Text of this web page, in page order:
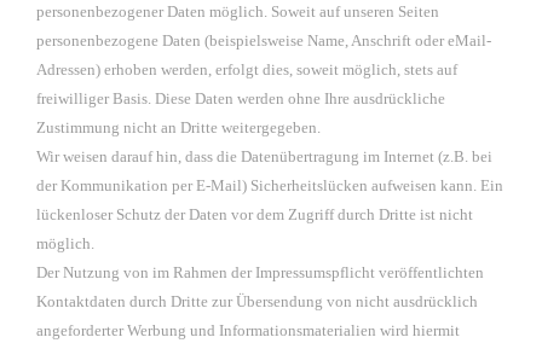
personenbezogener Daten möglich. Soweit auf unseren Seiten
personenbezogene Daten (beispielsweise Name, Anschrift oder eMail-
Adressen) erhoben werden, erfolgt dies, soweit möglich, stets auf
freiwilliger Basis. Diese Daten werden ohne Ihre ausdrückliche
Zustimmung nicht an Dritte weitergegeben.
Wir weisen darauf hin, dass die Datenübertragung im Internet (z.B. bei
der Kommunikation per E-Mail) Sicherheitslücken aufweisen kann. Ein
lückenloser Schutz der Daten vor dem Zugriff durch Dritte ist nicht
möglich.
Der Nutzung von im Rahmen der Impressumspflicht veröffentlichten
Kontaktdaten durch Dritte zur Übersendung von nicht ausdrücklich
angeforderter Werbung und Informationsmaterialien wird hiermit